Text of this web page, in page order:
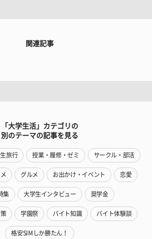
関連記事
「大学生活」カテゴリの
別のテーマの記事を見る
旅行 授業・履修・ゼミ サークル・部活
グルメ お出かけ・イベント 恋愛
集 大学生インタビュー 奨学金
学園祭 バイト知識 バイト体験談
格安SIMしか勝たん！